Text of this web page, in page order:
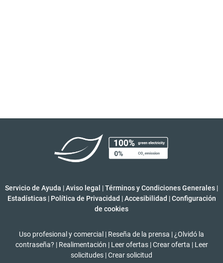
Servicio de Ayuda |Aviso legal |Términos y Condiciones Generales |
Estadísticas | Política de Privacidad | Accesibilidad | Configuración
de cookies
Uso profesional y comercial | Reseña de la prensa | ¿Olvidó la
contraseña? | Realimentación | Leer ofertas | Crear oferta | Leer
solicitudes |Crear solicitud